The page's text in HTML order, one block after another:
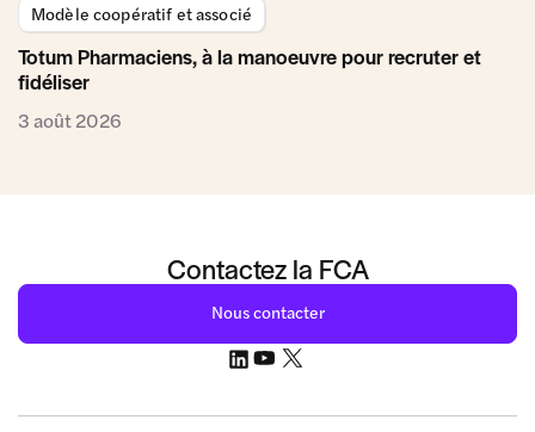
Modèle coopératif et associé
Totum Pharmaciens, à la manoeuvre pour recruter et
fidéliser
3 août 2026
Contactez la FCA
Nous contacter